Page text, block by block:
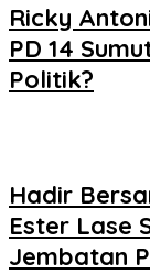
Ricky
PD 14
Politik?
Hadir
Ester Lase
Jembatan